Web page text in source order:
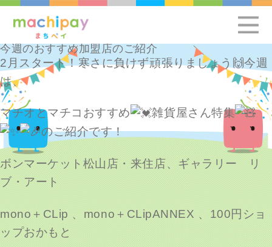
今週のおすすめ加盟店のご紹介
2月スタート！寒さに負けず頑張りましょう🙌今週
は、
マチオとマチコおすすめ
雑貨屋さん特集
のご紹介です！
ボンマーケット松山店・来住店、ギャラリー リ
ブ・アート
mono＋CLip 、mono＋CLipANNEX 、100円ショ
ップおかもと